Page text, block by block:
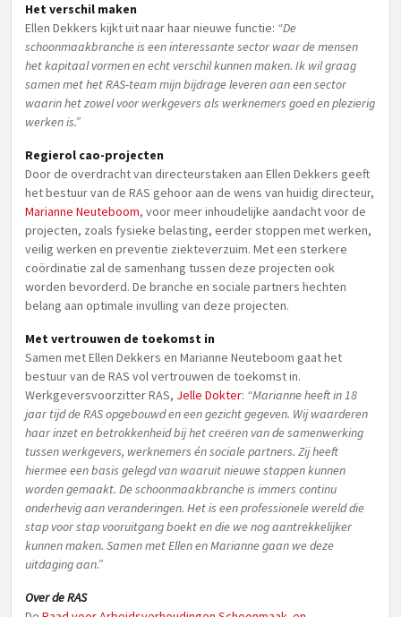
Het verschil maken
Ellen Dekkers kijkt uit naar haar nieuwe functie: “De
schoonmaakbranche is een interessante sector waar de mensen
het kapitaal vormen en echt verschil kunnen maken. Ik wil graag
samen met het RAS-team mijn bijdrage leveren aan een sector
waarin het zowel voor werkgevers als werknemers goed en plezierig
werken is.”
Regierol cao-projecten
Door de overdracht van directeurstaken aan Ellen Dekkers geeft
het bestuur van de RAS gehoor aan de wens van huidig directeur,
Marianne Neuteboom, voor meer inhoudelijke aandacht voor de
projecten, zoals fysieke belasting, eerder stoppen met werken,
veilig werken en preventie ziekteverzuim. Met een sterkere
coördinatie zal de samenhang tussen deze projecten ook
worden bevorderd. De branche en sociale partners hechten
belang aan optimale invulling van deze projecten.
Met vertrouwen de toekomst in
Samen met Ellen Dekkers en Marianne Neuteboom gaat het
bestuur van de RAS vol vertrouwen de toekomst in.
Werkgeversvoorzitter RAS, Jelle Dokter: “Marianne heeft in 18
jaar tijd de RAS opgebouwd en een gezicht gegeven. Wij waarderen
haar inzet en betrokkenheid bij het creëren van de samenwerking
tussen werkgevers, werknemers én sociale partners. Zij heeft
hiermee een basis gelegd van waaruit nieuwe stappen kunnen
worden gemaakt. De schoonmaakbranche is immers continu
onderhevig aan veranderingen. Het is een professionele wereld die
stap voor stap vooruitgang boekt en die we nog aantrekkelijker
kunnen maken. Samen met Ellen en Marianne gaan we deze
uitdaging aan.”
Over de RAS